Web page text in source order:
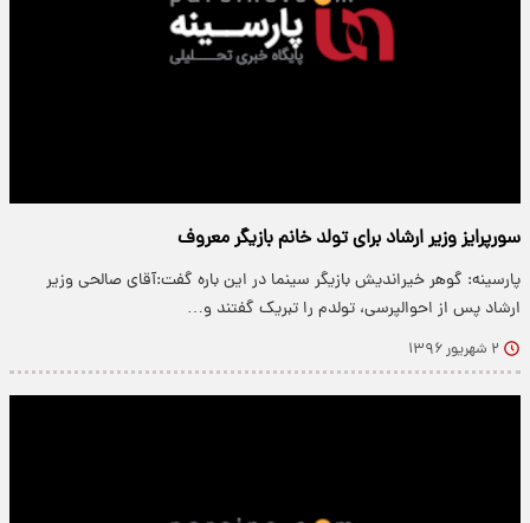
سورپرایز وزیر ارشاد برای تولد خانم بازیگر معروف
پارسینه: گوهر خیراندیش بازیگر سینما در این باره گفت:آقای صالحی وزیر
ارشاد پس از احوالپرسی، تولدم را تبریک گفتند و…
۲ شهریور ۱۳۹۶